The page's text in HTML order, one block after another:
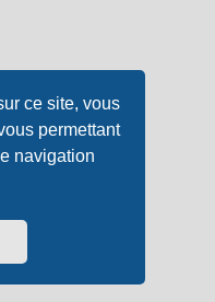
ce site, vous
permettant
navigation